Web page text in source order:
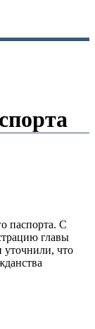
паспорта. С
главы
уточнили, что